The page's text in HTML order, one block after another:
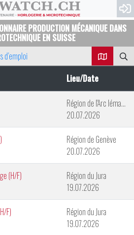
PRODUCTION MÉCANIQUE DANS
EN SUISSE
d’emploi
Lieu/Date
Région de l'Arc lémanique
20.07.2026
Région de Genève
20.07.2026
(H/F)
Région du Jura
19.07.2026
F)
Région du Jura
19.07.2026